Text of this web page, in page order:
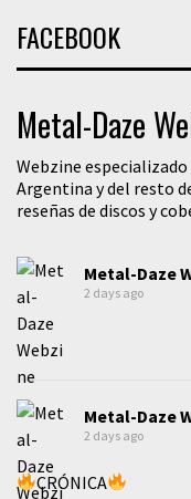
FACEBOOK
Metal-Daze
Webzine
Argentina y del resto
reseñas de discos y
Metal-Daze
2 days ago
Metal-Daze
2 days ago
CRÓNICA